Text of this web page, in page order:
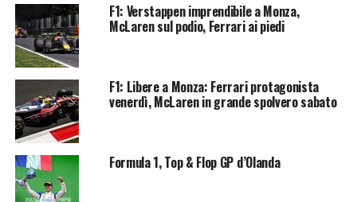
F1: Verstappen imprendibile a Monza,
McLaren sul podio, Ferrari ai piedi
F1: Libere a Monza: Ferrari protagonista
venerdì, McLaren in grande spolvero sabato
Formula 1, Top & Flop GP d’Olanda